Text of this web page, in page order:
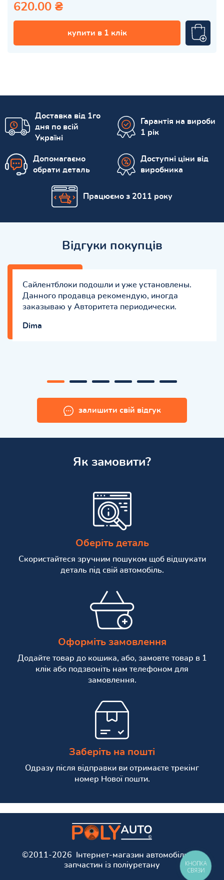
620.00 ₴
купити в 1 клік
Доставка від 1го
дня по всій
Україні
Гарантія на вироби
1 рік
Допомагаємо
обрати деталь
Доступні ціни від
виробника
Працюємо з 2011 року
Відгуки покупців
Сайлентблоки подошли и уже установлены.
Данного продавца рекомендую, иногда
заказываю у Авторитета периодически.
Dima
залишити свій відгук
Як замовити?
Оберіть деталь
Скористайтеся зручним пошуком щоб відшукати
деталь під свій автомобіль.
Оформіть замовлення
Додайте товар до кошика, або, замовте товар в 1
клік або подзвоніть нам телефоном для
замовлення.
Заберіть на пошті
Одразу після відправки ви отримаєте трекінг
номер Нової пошти.
©2011-2026 Інтернет-магазин автомобільних
запчастин із поліуретану
КНОПКА
СВЯЗИ